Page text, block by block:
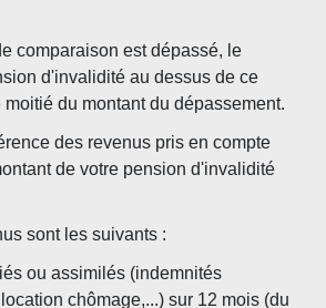
comparaison est dépassé, le
d'invalidité au dessus de ce
du montant du dépassement.
des revenus pris en compte
de votre pension d'invalidité
sont les suivants :
ou assimilés (indemnités
chômage,...) sur 12 mois (du